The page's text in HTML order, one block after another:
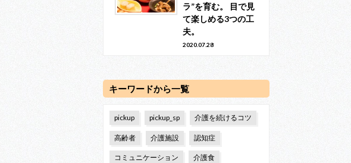
ラ”を育む。 目で見
て楽しめる3つの工
夫。
2020.07.28
キーワードから一覧
pickup pickup_sp 介護を続けるコツ
高齢者 介護施設 認知症
コミュニケーション 介護食